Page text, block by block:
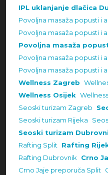
IPL uklanjanje dlačica
Povoljna masaža popusti i
Povoljna masaža popusti i
Povoljna masaža
Povoljna masaža popusti i
Povoljna masaža popusti i
Wellness Zagreb
Wellness Osijek
Seoski turizam Zagreb
Seoski turizam Rijeka
Seoski turizam
Rafting Split Rafting
Rafting Dubrovnik Crno
Crno Jaje preporuča Split